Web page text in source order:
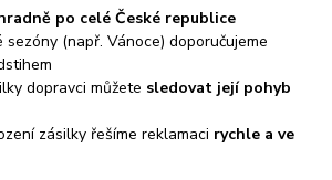
po celé České republice
sezóny (např. Vánoce) doporučujeme
dopravci můžete sledovat její pohyb
zásilky řešíme reklamaci rychle a ve